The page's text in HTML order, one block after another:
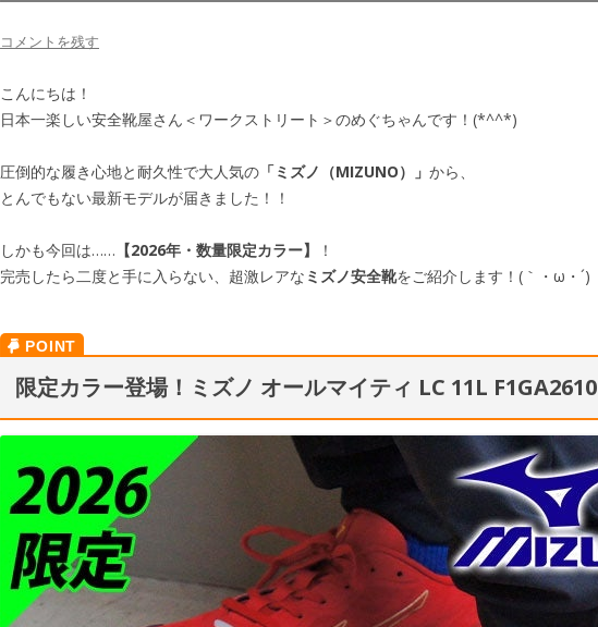
コメントを残す
こんにちは！
日本一楽しい安全靴屋さん＜ワークストリート＞のめぐちゃんです！(*^^*)
圧倒的な履き心地と耐久性で大人気の 「ミズノ（MIZUNO）」 から、
とんでもない最新モデルが届きました！！
しかも今回は…… 【2026年・数量限定カラー】
！
完売したら二度と手に入らない、超激レアな ミズノ安全靴をご紹介します！(｀・ω・´)
限定カラー登場！ミズノ オールマイティ LC 11L F1GA2610